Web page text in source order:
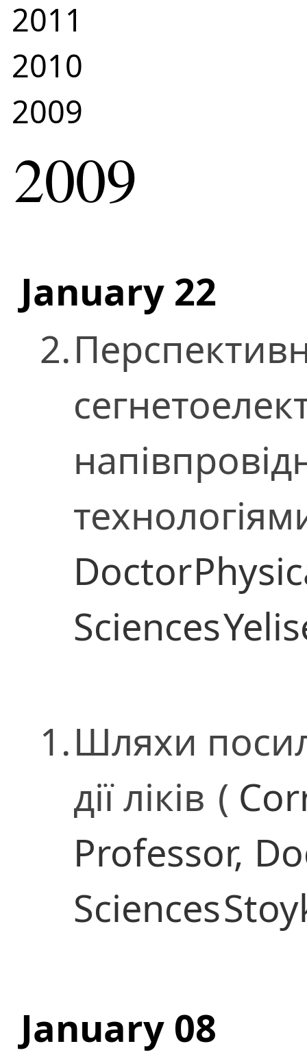
2011
2010
2009
2009
January 22
2.
Doctor
Sciences
1.Шляхи
дії ліків (
Professor,
Sciences
January 08